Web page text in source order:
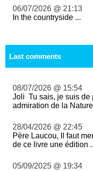
06/07/2026 @ 21:13
In the countryside ...
Last comments
08/07/2026 @ 15:54
Joli Tu sais, je suis de
admiration de la
28/04/2026 @ 22:45
Père Laucou, Il faut
de ce livre une édition
05/09/2025 @ 19:34